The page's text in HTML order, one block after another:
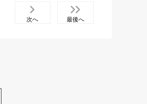
次へ 最後へ